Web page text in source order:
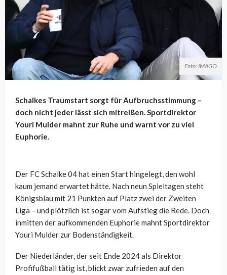
Foto: IMAGO
Schalkes Traumstart sorgt für Aufbruchsstimmung –
doch nicht jeder lässt sich mitreißen. Sportdirektor
Youri Mulder mahnt zur Ruhe und warnt vor zu viel
Euphorie.
Der FC Schalke 04 hat einen Start hingelegt, den wohl
kaum jemand erwartet hätte. Nach neun Spieltagen steht
Königsblau mit 21 Punkten auf Platz zwei der Zweiten
Liga – und plötzlich ist sogar vom Aufstieg die Rede. Doch
inmitten der aufkommenden Euphorie mahnt Sportdirektor
Youri Mulder zur Bodenständigkeit.
Der Niederländer, der seit Ende 2024 als Direktor
Profifußball tätig ist, blickt zwar zufrieden auf den